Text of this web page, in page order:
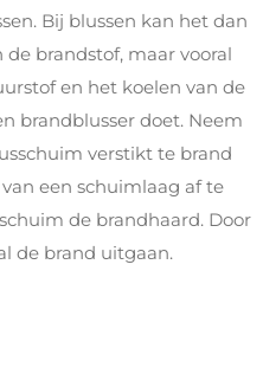
Bij blussen kan het dan
brandstof, maar vooral
en het koelen van de
brandblusser doet. Neem
verstikt te brand
een schuimlaag af te
de brandhaard. Door
de brand uitgaan.